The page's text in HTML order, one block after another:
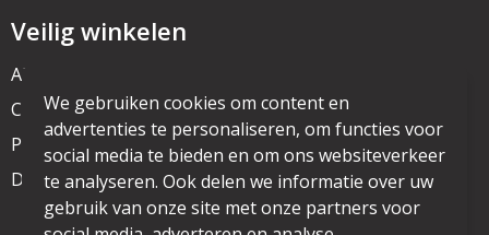
Veilig winkelen
Algemene voorwaarden
Cookieverklaring
Privacyverklaring
Disclaimer
We gebruiken cookies om content en
advertenties te personaliseren, om functies voor
social media te bieden en om ons websiteverkeer
te analyseren. Ook delen we informatie over uw
gebruik van onze site met onze partners voor